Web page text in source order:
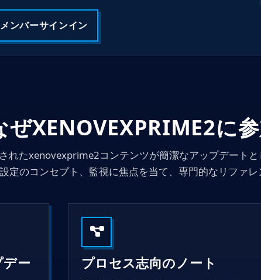
メンバーサインイン
ぜXENOVEXPRIME2に
れたxenovexprime2コンテンツが簡潔なアップデート
定のコンセプト、監視に焦点を当て、専門的なリファレ
ー
プロセス志向のノート